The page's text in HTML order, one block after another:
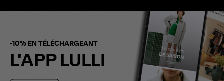
-10% EN TÉLÉCHARGEANT
L'APP LULLI